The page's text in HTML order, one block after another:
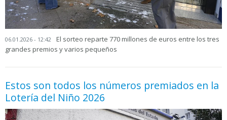
06.01.2026 - 12:42
El sorteo reparte 770 millones de euros entre los tres
grandes premios y varios pequeños
Estos son todos los números premiados en la
Lotería del Niño 2026